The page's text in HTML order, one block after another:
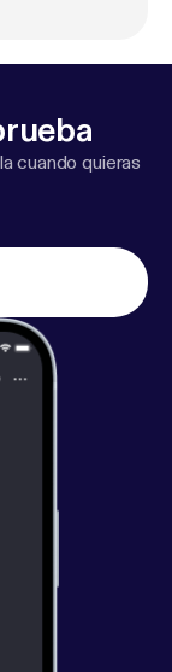
cuando quieras